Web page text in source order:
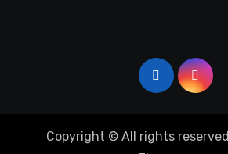
Copyright © All rights reserved